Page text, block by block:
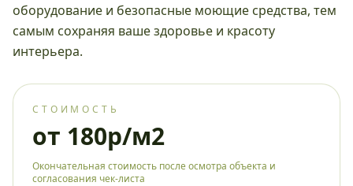
оборудование и безопасные моющие средства, тем
самым сохраняя ваше здоровье и красоту
интерьера.
СТОИМОСТЬ
от 180р/м2
Окончательная стоимость после осмотра объекта и
согласования чек-листа